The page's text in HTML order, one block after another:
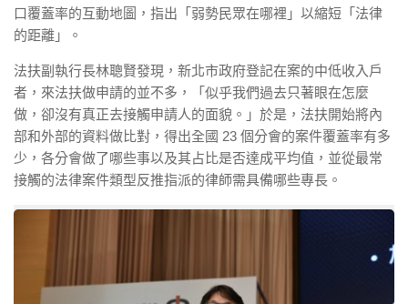
口覆蓋率的互動地圖，指出「弱勢民眾在哪裡」以縮短「法律
的距離」。
法扶副執行長林聰賢發現，新北市政府登記在案的中低收入戶
者，來法扶做申請的並不多，「似乎我們過去只著眼在怎麼
做，卻沒有真正去接觸申請人的面貌。」於是，法扶開始將內
部和外部的資料做比對，得出全國 23 個分會的案件覆蓋率有多
少，各分會做了哪些事以及其占比是否達成平均值，並從最常
接觸的法律案件類型反推指派的律師需具備哪些專長。